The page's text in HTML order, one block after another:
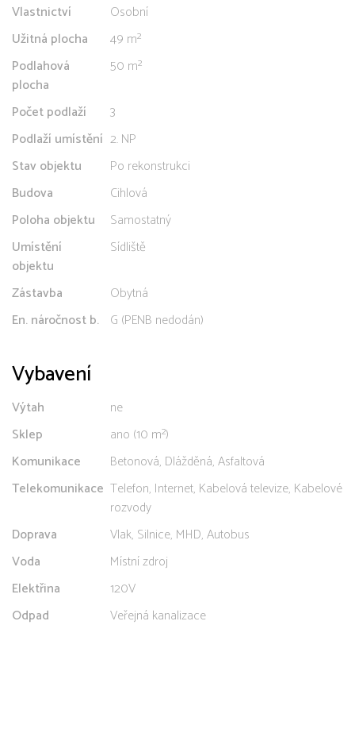
Vlastnictví
Osobní
Užitná plocha
49 m²
Podlahová
plocha
50 m²
Počet podlaží
3
Podlaží umístění 2. NP
Stav objektu
Po rekonstrukci
Budova
Cihlová
Poloha objektu
Samostatný
Umístění
objektu
Sídliště
Zástavba
Obytná
En. náročnost b. G (PENB nedodán)
Vybavení
Výtah
ne
Sklep
ano (10 m²)
Komunikace
Betonová, Dlážděná, Asfaltová
Telekomunikace Telefon, Internet, Kabelová televize, Kabelové
rozvody
Doprava
Vlak, Silnice, MHD, Autobus
Voda
Místní zdroj
Elektřina
120V
Odpad
Veřejná kanalizace